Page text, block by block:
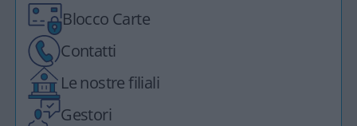
Blocco Carte
Contatti
Le nostre filiali
Gestori